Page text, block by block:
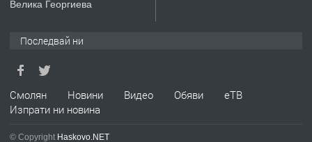
ПРЕДЛАГА Давам Заведение Под Наем
Велика Георгиева
Последвай ни
Смолян Новини Видео Обяви
еТВ
Изпрати ни новина
© Copyright Haskovo.NET